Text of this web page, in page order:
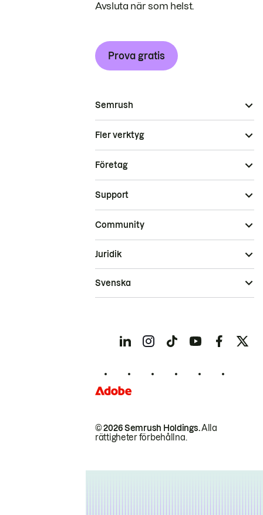
Avsluta när som helst.
Prova gratis
Semrush
Fler verktyg
Företag
Support
Community
© 2026 Semrush Holdings.Alla
rättigheter förbehållna.
Juridik
Svenska